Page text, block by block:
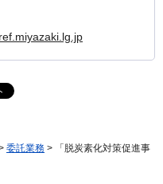
委託業務 > 「脱炭素化対策促進事